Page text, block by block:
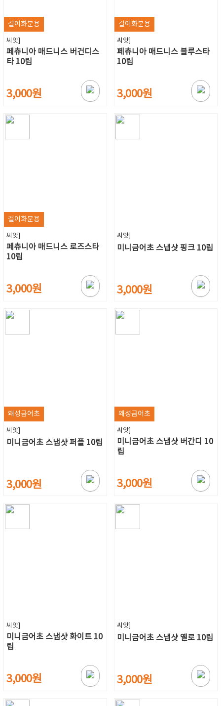
걸이화분용
씨앗]
페츄니아 매드니스 버건디스
타 10립
3,000원
걸이화분용
씨앗]
페츄니아 매드니스 블루스타
10립
3,000원
걸이화분용
씨앗]
페츄니아 매드니스 로즈스타
10립
3,000원
씨앗]
미니금어초 스냅샷 핑크 10립
3,000원
왜성금어초
씨앗]
미니금어초 스냅샷 퍼플 10립
3,000원
왜성금어초
씨앗]
미니금어초 스냅샷 버간디 10
립
3,000원
씨앗]
미니금어초 스냅샷 화이트 10
립
3,000원
씨앗]
미니금어초 스냅샷 옐로 10립
3,000원